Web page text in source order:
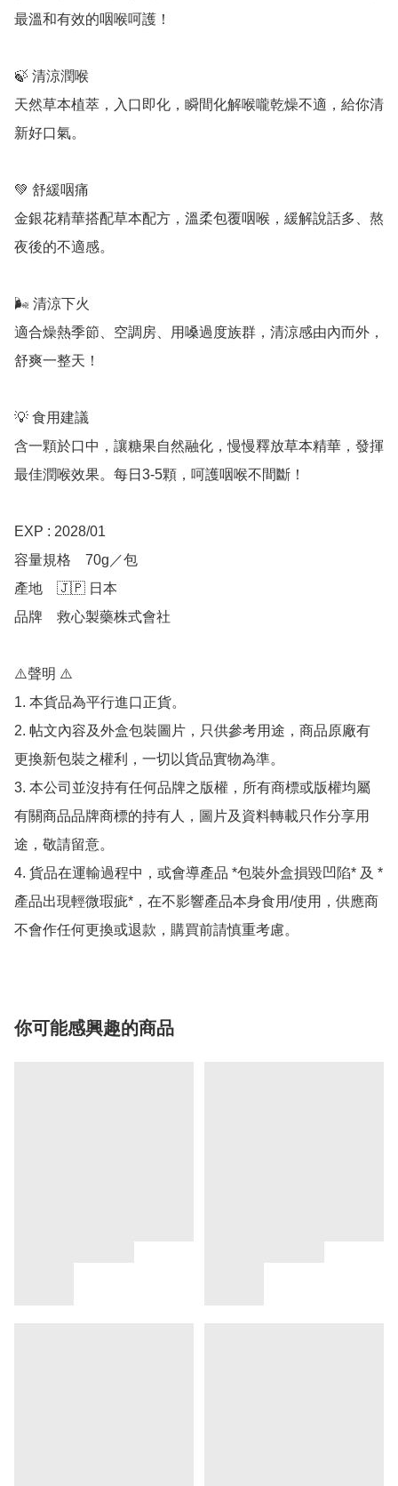
最溫和有效的咽喉呵護！
🍃 清涼潤喉
天然草本植萃，入口即化，瞬間化解喉嚨乾燥不適，給你清
新好口氣。
💚 舒緩咽痛
金銀花精華搭配草本配方，溫柔包覆咽喉，緩解說話多、熬
夜後的不適感。
🌬️ 清涼下火
適合燥熱季節、空調房、用嗓過度族群，清涼感由內而外，
舒爽一整天！
💡 食用建議
含一顆於口中，讓糖果自然融化，慢慢釋放草本精華，發揮
最佳潤喉效果。每日3-5顆，呵護咽喉不間斷！
EXP : 2028/01
容量規格	70g／包
產地	🇯🇵 日本
品牌	救心製藥株式會社
⚠️聲明 ⚠️
1. 本貨品為平行進口正貨。
2. 帖文內容及外盒包裝圖片，只供參考用途，商品原廠有
更換新包裝之權利，一切以貨品實物為準。
3. 本公司並沒持有任何品牌之版權，所有商標或版權均屬
有關商品品牌商標的持有人，圖片及資料轉載只作分享用
途，敬請留意。
4. 貨品在運輸過程中，或會導產品 *包裝外盒損毀凹陷* 及 *
產品出現輕微瑕疵*，在不影響產品本身食用/使用，供應商
不會作任何更換或退款，購買前請慎重考慮。
你可能感興趣的商品